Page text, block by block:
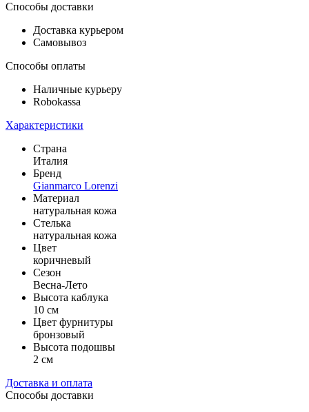
Способы доставки
Доставка курьером
Самовывоз
Способы оплаты
Наличные курьеру
Robokassa
Характеристики
Страна
Италия
Бренд
Gianmarco Lorenzi
Материал
натуральная кожа
Стелька
натуральная кожа
Цвет
коричневый
Сезон
Весна-Лето
Высота каблука
10 см
Цвет фурнитуры
бронзовый
Высота подошвы
2 см
Доставка и оплата
Способы доставки